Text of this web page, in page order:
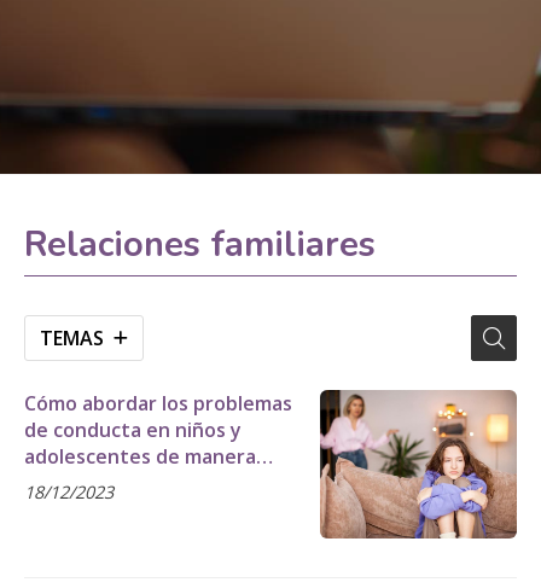
Relaciones familiares
TEMAS
Cómo abordar los problemas
de conducta en niños y
adolescentes de manera
efectiva
18/12/2023